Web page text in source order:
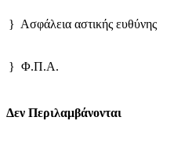
} Ασφάλεια αστικής ευθύνης
} Φ.Π.Α.
Δεν Περιλαμβάνονται